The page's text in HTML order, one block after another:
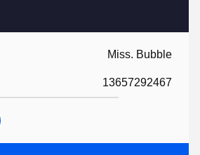
Miss. Bubble
13657292467